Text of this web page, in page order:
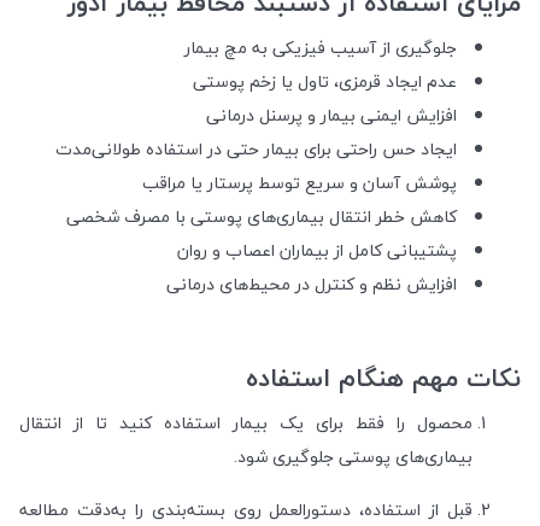
جلوگیری از آسیب فیزیکی به مچ بیمار
عدم ایجاد قرمزی، تاول یا زخم پوستی
افزایش ایمنی بیمار و پرسنل درمانی
ایجاد حس راحتی برای بیمار حتی در استفاده طولانی‌مدت
پوشش آسان و سریع توسط پرستار یا مراقب
کاهش خطر انتقال بیماری‌های پوستی با مصرف شخصی
پشتیبانی کامل از بیماران اعصاب و روان
افزایش نظم و کنترل در محیط‌های درمانی
نکات مهم هنگام استفاده
محصول را فقط برای یک بیمار استفاده کنید تا از انتقال
بیماری‌های پوستی جلوگیری شود.
قبل از استفاده، دستورالعمل روی بسته‌بندی را به‌دقت مطالعه